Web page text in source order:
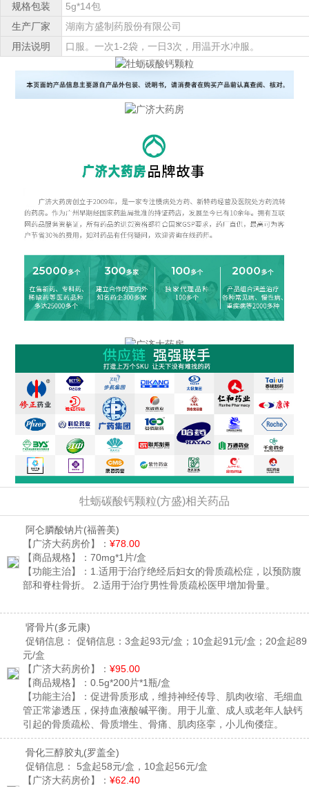
规格包装
5g*14包
生产厂家
湖南方盛制药股份有限公司
用法说明
口服。一次1-2袋，一日3次，用温开水冲服。
牡蛎碳酸钙颗粒(方盛)相关药品
阿仑膦酸钠片(福善美)
【广济大药房价】： ¥78.00
【商品规格】： 70mg*1片/盒
【功能主治】： 1.适用于治疗绝经后妇女的骨质疏松症，以预防腹
部和脊柱骨折。 2.适用于治疗男性骨质疏松医甲增加骨量。
肾骨片(多元康)
促销信息：
促销信息：3盒起93元/盒；10盒起91元/盒；20盒起89
元/盒
【广济大药房价】： ¥95.00
【商品规格】： 0.5g*200片*1瓶/盒
【功能主治】： 促进骨质形成，维持神经传导、肌肉收缩、毛细血
管正常渗透压，保持血液酸碱平衡。用于儿童、成人或老年人缺钙
引起的骨质疏松、骨质增生、骨痛、肌肉痉挛，小儿佝偻症。
骨化三醇胶丸(罗盖全)
促销信息：
5盒起58元/盒，10盒起56元/盒
【广济大药房价】： ¥62.40